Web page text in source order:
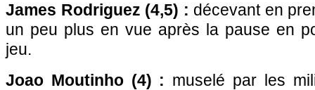
James Rodriguez (4,5) : décevant en
un peu plus en vue après la pause en
jeu.
Joao Moutinho (4) : muselé par les